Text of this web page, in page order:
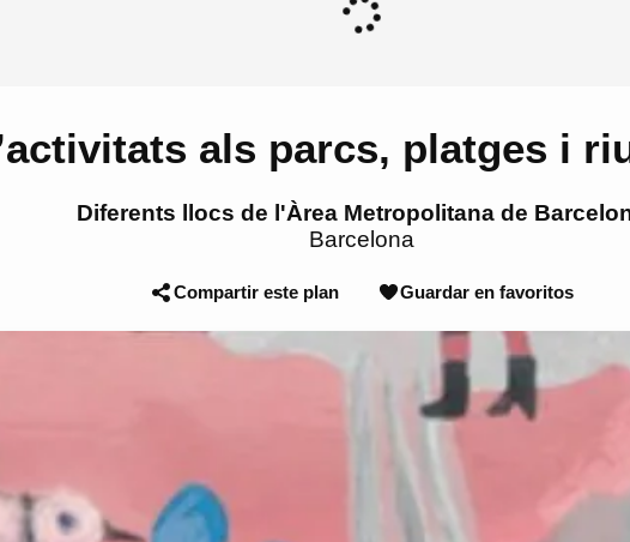
als parcs, platges i
Diferents llocs de l'Àrea Metropolitana de
Barcelona
Compartir este plan Guardar en favoritos